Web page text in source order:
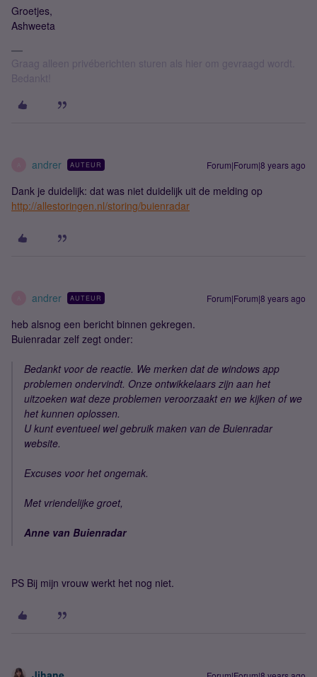
Groetjes,
Ashweeta
Graag alleen privéberichten sturen als hier om gevraagd wordt.
Bedankt!
andrer AUTEUR Forum|Forum|8 years ago
Dank je duidelijk: dat was niet duidelijk uit de melding op
http://allestoringen.nl/storing/buienradar
andrer AUTEUR Forum|Forum|8 years ago
heb alsnog een bericht binnen gekregen.
Buienradar zelf zegt onder:
Bedankt voor de reactie. We merken dat de windows app
problemen ondervindt. Onze ontwikkelaars zijn aan het
uitzoeken wat deze problemen veroorzaakt en we kijken of we
het kunnen oplossen.
U kunt eventueel wel gebruik maken van de Buienradar
website.
Excuses voor het ongemak.
Met vriendelijke groet,
Anne van Buienradar
PS Bij mijn vrouw werkt het nog niet.